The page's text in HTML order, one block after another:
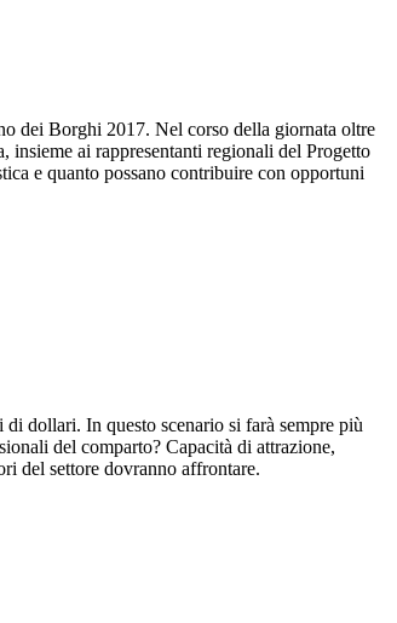
dei Borghi 2017. Nel corso della giornata oltre
ai rappresentanti regionali del Progetto
e quanto possano contribuire con opportuni
dollari. In questo scenario si farà sempre più
del comparto? Capacità di attrazione,
del settore dovranno affrontare.